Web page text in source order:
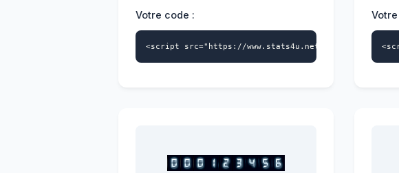
Votre code :
<script src="https://www.stats4u.net/s4u.js" data-